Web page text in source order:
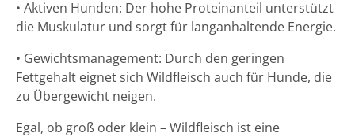
• Aktiven Hunden: Der hohe Proteinanteil unterstützt
die Muskulatur und sorgt für langanhaltende Energie.
• Gewichtsmanagement: Durch den geringen
Fettgehalt eignet sich Wildfleisch auch für Hunde, die
zu Übergewicht neigen.
Egal, ob groß oder klein – Wildfleisch ist eine